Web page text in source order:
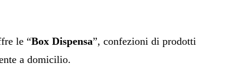
le “Box Dispensa”, confezioni di prodotti
a domicilio.